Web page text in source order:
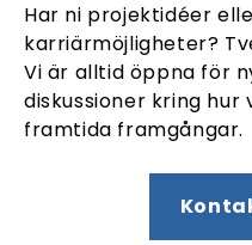
Har ni projektidéer
karriärmöjligheter?
Vi är alltid öppna för
diskussioner kring
framtida framgångar.